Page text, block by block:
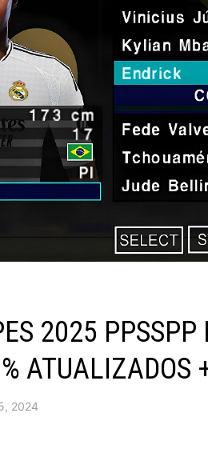
2025 PPSSPP
2024